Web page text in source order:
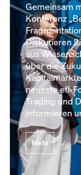
Gemeinsam
Konferenz
Diskutieren
aus
über die
neueste efl-
Trading und
informieren
Mehr